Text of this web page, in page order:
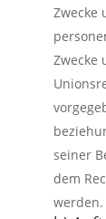
Zwecke
Zwecke
seiner
dem
werden.